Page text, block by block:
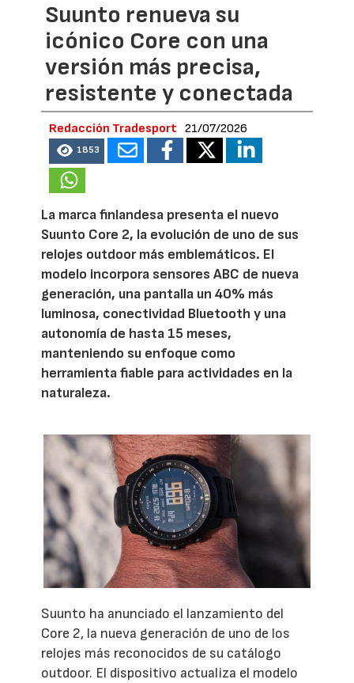
Suunto renueva su
icónico Core con una
versión más precisa,
resistente y conectada
Redacción Tradesport 21/07/2026
1853
La marca finlandesa presenta el nuevo
Suunto Core 2, la evolución de uno de sus
relojes outdoor más emblemáticos. El
modelo incorpora sensores ABC de nueva
generación, una pantalla un 40% más
luminosa, conectividad Bluetooth y una
autonomía de hasta 15 meses,
manteniendo su enfoque como
herramienta fiable para actividades en la
naturaleza.
Suunto ha anunciado el lanzamiento del
Core 2, la nueva generación de uno de los
relojes más reconocidos de su catálogo
outdoor. El dispositivo actualiza el modelo